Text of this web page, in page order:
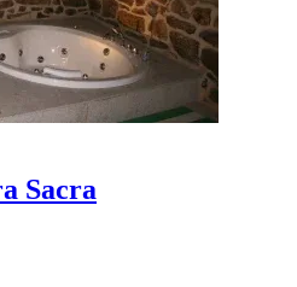
Sacra